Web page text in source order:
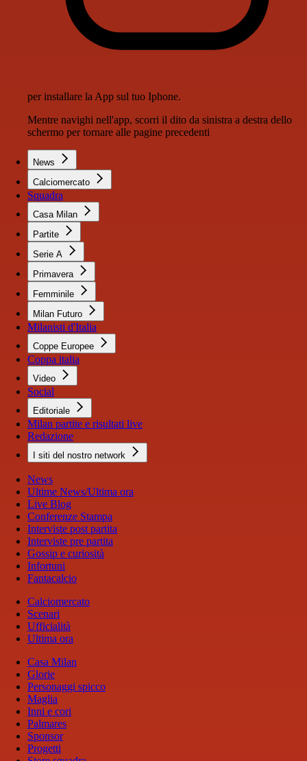
per installare la App sul tuo Iphone.
Mentre navighi nell'app, scorri il dito da sinistra a destra dello
schermo per tornare alle pagine precedenti
News
Calciomercato
Squadra
Casa Milan
Partite
Serie A
Primavera
Femminile
Milan Futuro
Milanisti d'Italia
Coppe Europee
Coppa italia
Video
Social
Editoriale
Milan partite e risultati live
Redazione
I siti del nostro network
News
Ultime News/Ultima ora
Live Blog
Conferenze Stampa
Interviste post partita
Interviste pre partita
Gossip e curiosità
Infortuni
Fantacalcio
Calciomercato
Scenari
Ufficialità
Ultima ora
Casa Milan
Glorie
Personaggi spicco
Maglia
Inni e cori
Palmares
Sponsor
Progetti